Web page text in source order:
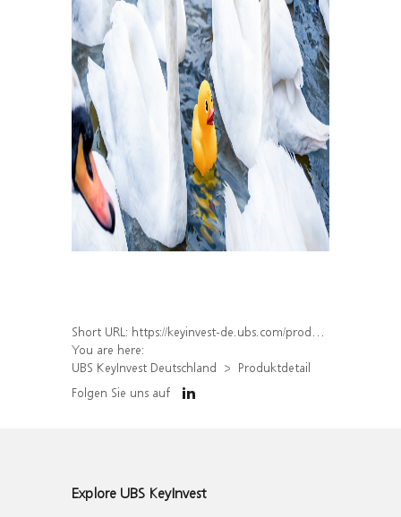
Short URL: https://keyinvest-de.ubs.com/produkt/detail/index/isin/DE000WA42HC2
You are here:
UBS KeyInvest Deutschland
Produktdetail
Folgen Sie uns auf
Explore UBS KeyInvest